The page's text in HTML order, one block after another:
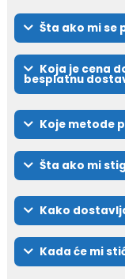
Šta ako mi se
Koja je cena
besplatnu
Koje metode
Šta ako mi
Kako
Kada će mi